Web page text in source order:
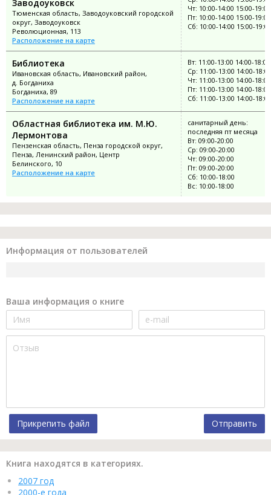
Заводоуковск
Тюменская область, Заводоуковский городской
округ, Заводоуковск
Революционная, 113
Расположение на карте
Чт: 10:00-14:00 15:00-19:00
Пт: 10:00-14:00 15:00-19:00
Сб: 10:00-14:00 15:00-19:00
Библиотека
Ивановская область, Ивановский район,
д. Богданиха
Богданиха, 89
Расположение на карте
Вт: 11:00-13:00 14:00-18:00
Ср: 11:00-13:00 14:00-18:00
Чт: 11:00-13:00 14:00-18:00
Пт: 11:00-13:00 14:00-18:00
Сб: 11:00-13:00 14:00-18:00
Областная библиотека им. М.Ю.
Лермонтова
Пензенская область, Пенза городской округ,
Пенза, Ленинский район, Центр
Белинского, 10
Расположение на карте
санитарный день:
последняя пт месяца
Вт: 09:00-20:00
Ср: 09:00-20:00
Чт: 09:00-20:00
Пт: 09:00-20:00
Сб: 10:00-18:00
Вс: 10:00-18:00
Информация от пользователей
Ваша информация о книге
Прикрепить файл Отправить
Книга находятся в категориях.
2007 год
2000-е года